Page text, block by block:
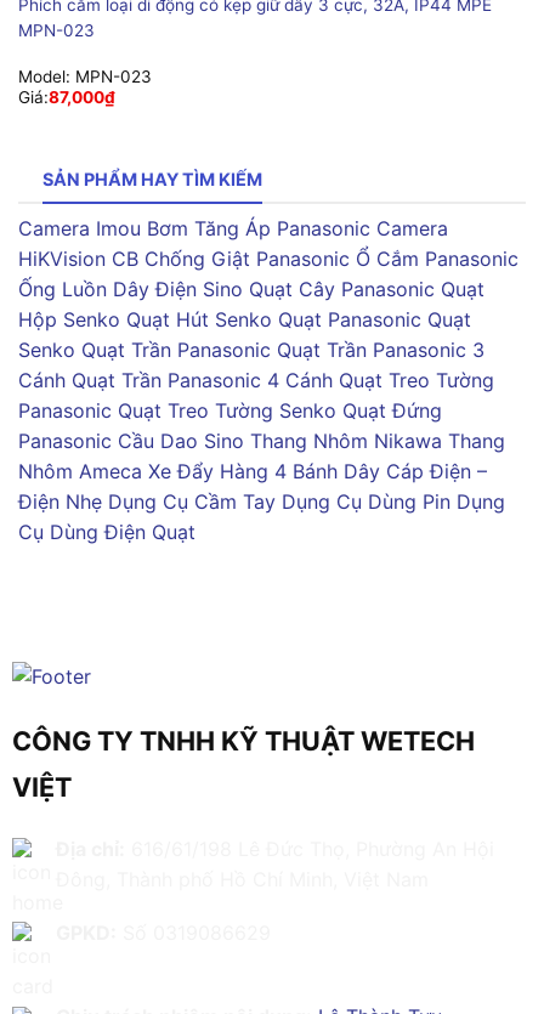
Phích cắm loại di động có kẹp giữ dây 3 cực, 32A, IP44 MPE
MPN-023
Model: MPN-023
Giá:87,000₫
SẢN PHẨM HAY TÌM KIẾM
Camera Imou Bơm Tăng Áp Panasonic Camera
HiKVision CB Chống Giật Panasonic Ổ Cắm Panasonic
Ống Luồn Dây Điện Sino Quạt Cây Panasonic Quạt
Hộp Senko Quạt Hút Senko Quạt Panasonic Quạt
Senko Quạt Trần Panasonic Quạt Trần Panasonic 3
Cánh Quạt Trần Panasonic 4 Cánh Quạt Treo Tường
Panasonic Quạt Treo Tường Senko Quạt Đứng
Panasonic Cầu Dao Sino Thang Nhôm Nikawa Thang
Nhôm Ameca Xe Đẩy Hàng 4 Bánh Dây Cáp Điện –
Điện Nhẹ Dụng Cụ Cầm Tay Dụng Cụ Dùng Pin Dụng
Cụ Dùng Điện Quạt
CÔNG TY TNHH KỸ THUẬT WETECH
VIỆT